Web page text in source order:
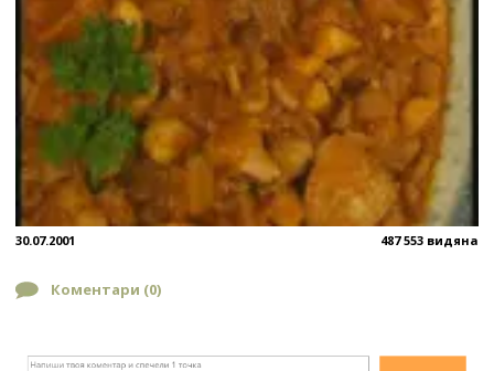
30.07.2001 487 553 видяна
Коментари (0)